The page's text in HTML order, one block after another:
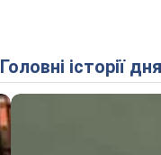
Головні історії дня